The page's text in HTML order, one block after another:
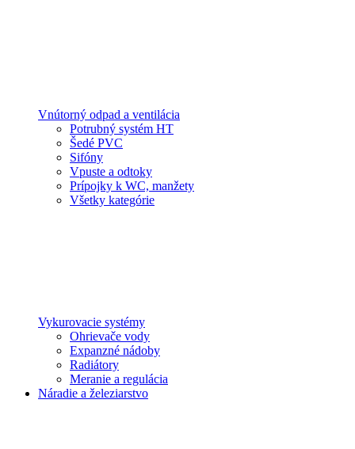
Vnútorný odpad a ventilácia
Potrubný systém HT
Šedé PVC
Sifóny
Vpuste a odtoky
Prípojky k WC, manžety
Všetky kategórie
Vykurovacie systémy
Ohrievače vody
Expanzné nádoby
Radiátory
Meranie a regulácia
Náradie a železiarstvo